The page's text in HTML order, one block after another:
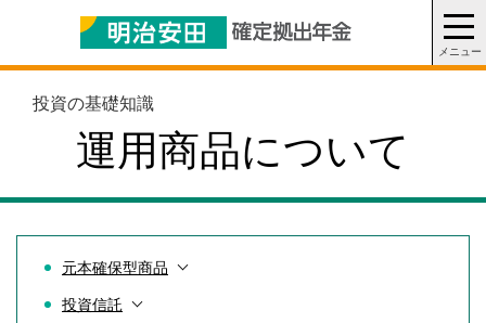
投資の基礎知識
運用商品について
元本確保型商品
投資信託